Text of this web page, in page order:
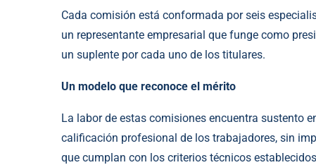
Cada comisión está conformada por seis
un representante empresarial que funge como
un suplente por cada uno de los titulares.
Un modelo que reconoce el mérito
La labor de estas comisiones encuentra sustento
calificación profesional de los trabajadores, sin
que cumplan con los criterios técnicos